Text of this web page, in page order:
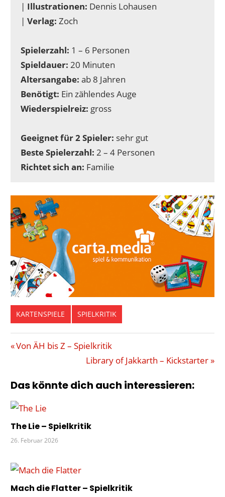
| Illustrationen: Dennis Lohausen
|Verlag: Zoch
Spielerzahl: 1 – 6 Personen
Spieldauer: 20 Minuten
Altersangabe: ab 8 Jahren
Benötigt: Ein zählendes Auge
Wiederspielreiz: gross
Geeignet für 2 Spieler: sehr gut
Beste Spielerzahl: 2 – 4 Personen
Richtet sich an: Familie
KARTENSPIELE SPIELKRITIK
EINSCHÄTZEN
ZÄHLEN
ZOCH
Beitragsnavigation
Vorheriger
Von ÄH bis Z – Spielkritik
Nächster
Library of Jakkarth – Kickstarter
Das könnte dich auch interessieren:
The Lie – Spielkritik
26. Februar 2026
Mach die Flatter – Spielkritik